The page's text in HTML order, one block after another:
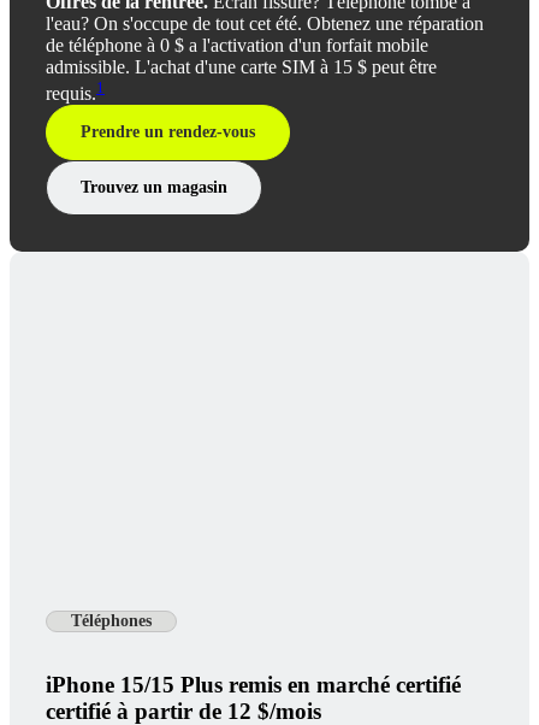
l'eau? On s'occupe de tout cet été. Obtenez une réparation
de téléphone à 0 $ a l'activation d'un forfait mobile
admissible. L'achat d'une carte SIM à 15 $ peut être
requis.1
Prendre un rendez-vous
Trouvez un magasin
Téléphones
iPhone 15/15 Plus remis en marché certifié
certifié à partir de 12 $/mois